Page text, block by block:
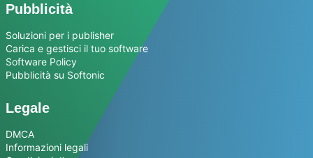
Pubblicità
Soluzioni per i publisher
Carica e gestisci il tuo software
Software Policy
Pubblicità su Softonic
Legale
DMCA
Informazioni legali